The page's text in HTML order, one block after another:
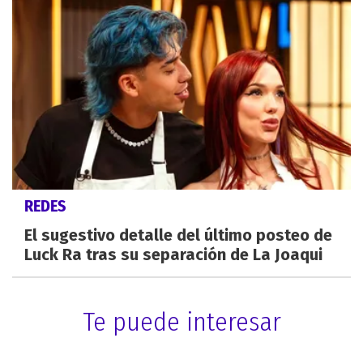
REDES
El sugestivo detalle del último posteo de
Luck Ra tras su separación de La Joaqui
Te puede interesar